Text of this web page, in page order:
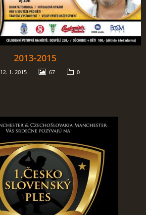
2013-2015
12. 1. 2015 67 0